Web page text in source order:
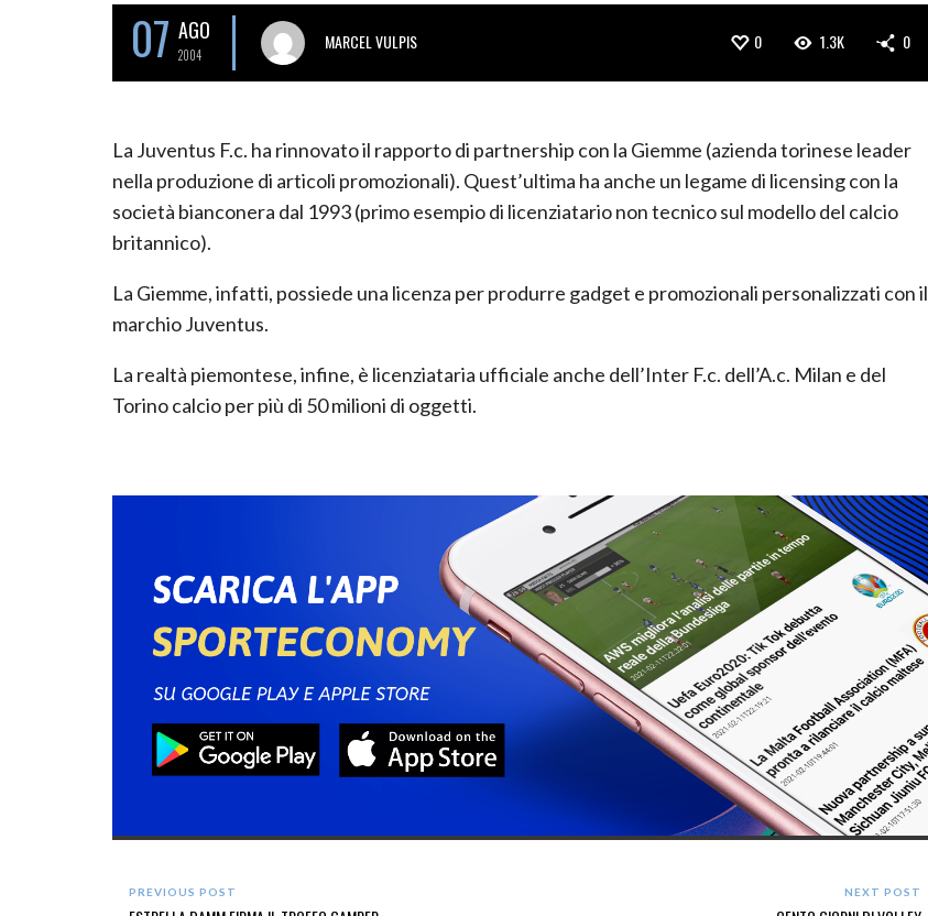
07 AGO
2004
MARCEL VULPIS 0 1.3K 0
La Juventus F.c. ha rinnovato il rapporto di partnership con la Giemme (azienda torinese leader
nella produzione di articoli promozionali). Quest’ultima ha anche un legame di licensing con la
società bianconera dal 1993 (primo esempio di licenziatario non tecnico sul modello del calcio
britannico).
La Giemme, infatti, possiede una licenza per produrre gadget e promozionali personalizzati con il
marchio Juventus.
La realtà piemontese, infine, è licenziataria ufficiale anche dell’Inter F.c. dell’A.c. Milan e del
Torino calcio per più di 50 milioni di oggetti.
PREVIOUS POST NEXT POST